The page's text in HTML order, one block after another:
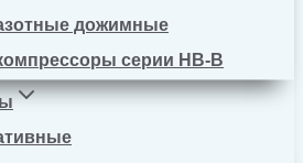
дожимные
серии HB-B